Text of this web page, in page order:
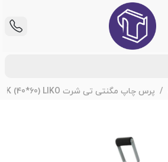
پرس چاپ مگنتی تی شرت CH-64-DK (40*60) LIKO